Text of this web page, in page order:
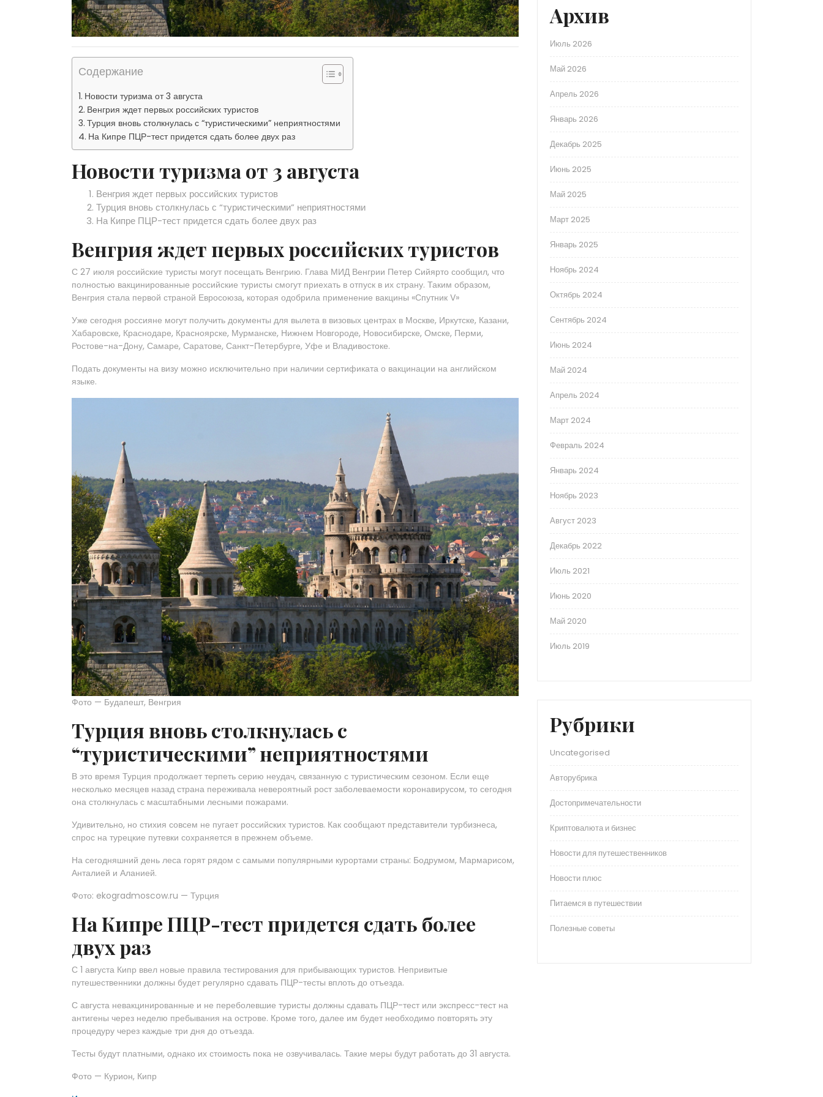
Содержание
Новости туризма от 3 августа
Венгрия ждет первых российских туристов
Турция вновь столкнулась с “туристическими” неприятностями
На Кипре ПЦР-тест придется сдать более двух раз
Новости туризма от 3 августа
Венгрия ждет первых российских туристов
Турция вновь столкнулась с “туристическими” неприятностями
На Кипре ПЦР-тест придется сдать более двух раз
Венгрия ждет первых российских туристов
С 27 июля российские туристы могут посещать Венгрию. Глава МИД Венгрии Петер Сийярто сообщил, что
полностью вакцинированные российские туристы смогут приехать в отпуск в их страну. Таким образом,
Венгрия стала первой страной Евросоюза, которая одобрила применение вакцины «Спутник V»
Уже сегодня россияне могут получить документы для вылета в визовых центрах в Москве, Иркутске, Казани,
Хабаровске, Краснодаре, Красноярске, Мурманске, Нижнем Новгороде, Новосибирске, Омске, Перми,
Ростове-на-Дону, Самаре, Саратове, Санкт-Петербурге, Уфе и Владивостоке.
Подать документы на визу можно исключительно при наличии сертификата о вакцинации на английском
языке.
Фото — Будапешт, Венгрия
Турция вновь столкнулась с
“туристическими” неприятностями
В это время Турция продолжает терпеть серию неудач, связанную с туристическим сезоном. Если еще
несколько месяцев назад страна переживала невероятный рост заболеваемости коронавирусом, то сегодня
она столкнулась с масштабными лесными пожарами.
Удивительно, но стихия совсем не пугает российских туристов. Как сообщают представители турбизнеса,
спрос на турецкие путевки сохраняется в прежнем объеме.
На сегодняшний день леса горят рядом с самыми популярными курортами страны: Бодрумом, Мармарисом,
Анталией и Аланией.
Фото: ekogradmoscow.ru — Турция
На Кипре ПЦР-тест придется сдать более
двух раз
С 1 августа Кипр ввел новые правила тестирования для прибывающих туристов. Непривитые
путешественники должны будет регулярно сдавать ПЦР-тесты вплоть до отъезда.
С августа невакцинированные и не переболевшие туристы должны сдавать ПЦР-тест или экспресс-тест на
антигены через неделю пребывания на острове. Кроме того, далее им будет необходимо повторять эту
процедуру через каждые три дня до отъезда.
Тесты будут платными, однако их стоимость пока не озвучивалась. Такие меры будут работать до 31 августа.
Фото — Курион, Кипр
Архив
Июль 2026
Май 2026
Апрель 2026
Январь 2026
Декабрь 2025
Июнь 2025
Май 2025
Март 2025
Январь 2025
Ноябрь 2024
Октябрь 2024
Сентябрь 2024
Июнь 2024
Май 2024
Апрель 2024
Март 2024
Февраль 2024
Январь 2024
Ноябрь 2023
Август 2023
Декабрь 2022
Июль 2021
Июнь 2020
Май 2020
Июль 2019
Рубрики
Uncategorised
Авторубрика
Достопримечательности
Криптовалюта и бизнес
Новости для путешественников
Новости плюс
Питаемся в путешествии
Полезные советы